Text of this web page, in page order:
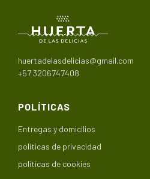
huertadelasdelicias@gmail.com
+57 3206747408
POLÍTICAS
Entregas y domicilios
políticas de privacidad
políticas de cookies